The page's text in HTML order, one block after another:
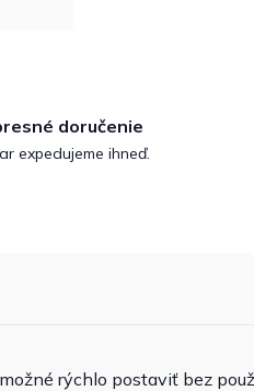
doručenie
expedujeme ihneď.
rýchlo postaviť bez